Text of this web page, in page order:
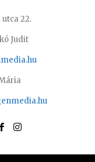
22.
Judit